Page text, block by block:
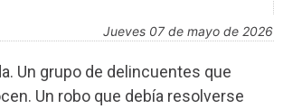
jueves 07 de mayo de 2026
Un grupo de delincuentes que
Un robo que debía resolverse